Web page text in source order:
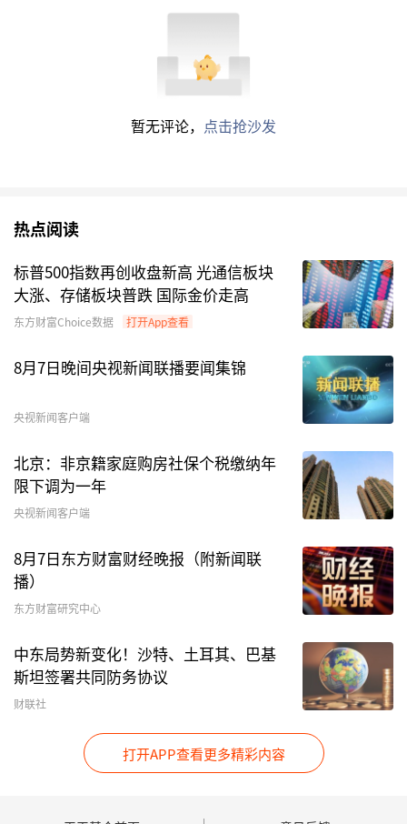
暂无评论， 点击抢沙发
热点阅读
标普500指数再创收盘新高 光通信板块
大涨、存储板块普跌 国际金价走高
东方财富Choice数据 打开App查看
8月7日晚间央视新闻联播要闻集锦
央视新闻客户端
北京：非京籍家庭购房社保个税缴纳年
限下调为一年
央视新闻客户端
8月7日东方财富财经晚报（附新闻联
播）
东方财富研究中心
中东局势新变化！沙特、土耳其、巴基
斯坦签署共同防务协议
财联社
打开APP查看更多精彩内容